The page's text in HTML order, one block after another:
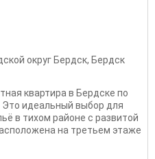
округ Бердск, Бердск
квартира в Бердске по
Это идеальный выбор для
в тихом районе с развитой
на третьем этаже